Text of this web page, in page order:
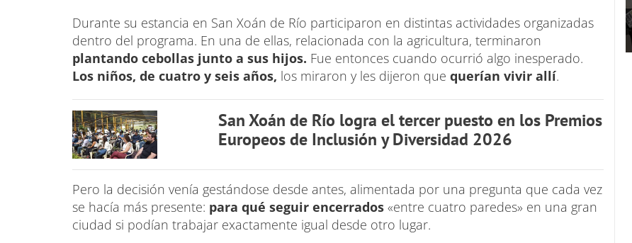
Durante su estancia en San Xoán de Río participaron en distintas actividades organizadas
dentro del programa. En una de ellas, relacionada con la agricultura, terminaron
plantando cebollas junto a sus hijos. Fue entonces cuando ocurrió algo inesperado.
Los niños, de cuatro y seis años, los miraron y les dijeron que querían vivir allí.
San Xoán de Río logra el tercer puesto en los Premios
Europeos de Inclusión y Diversidad 2026
Pero la decisión venía gestándose desde antes, alimentada por una pregunta que cada vez
se hacía más presente: para qué seguir encerrados «entre cuatro paredes» en una gran
ciudad si podían trabajar exactamente igual desde otro lugar.